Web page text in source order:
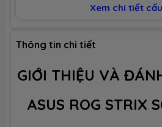
BỘ NHỚ MÁY (RAM)
Dung lượng
Công nghệ DDR5 5600MHz
Xem chi tiết
Thông tin chi tiết
GIỚI THIỆU VÀ
ASUS ROG STRIX